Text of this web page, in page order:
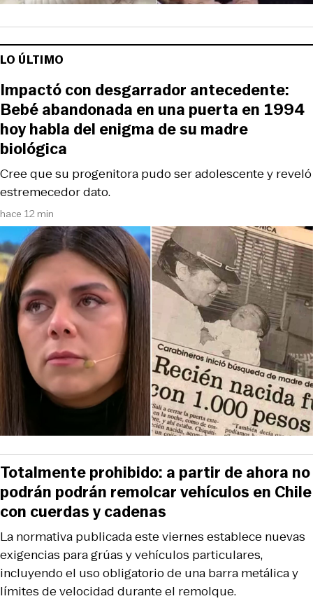
LO ÚLTIMO
hace 12 min
Cree que su progenitora pudo ser adolescente y reveló
estremecedor dato.
Impactó con desgarrador antecedente:
Bebé abandonada en una puerta en 1994
hoy habla del enigma de su madre
biológica
La normativa publicada este viernes establece nuevas
exigencias para grúas y vehículos particulares,
incluyendo el uso obligatorio de una barra metálica y
límites de velocidad durante el remolque.
Totalmente prohibido: a partir de ahora no
podrán podrán remolcar vehículos en Chile
con cuerdas y cadenas